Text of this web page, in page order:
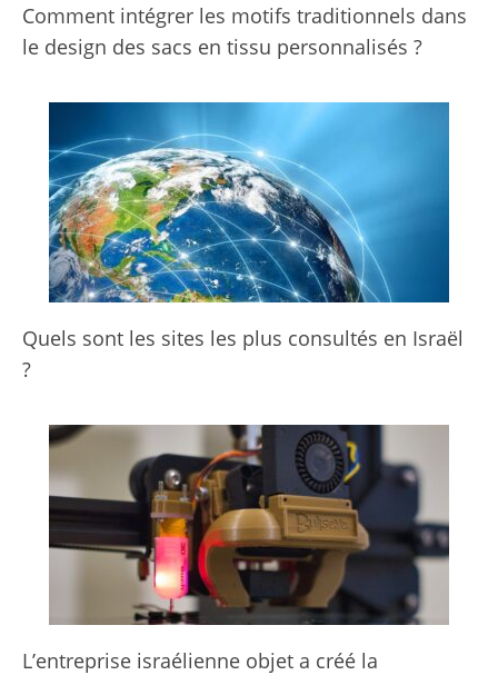
Comment intégrer les motifs traditionnels dans
le design des sacs en tissu personnalisés ?
Quels sont les sites les plus consultés en Israël
?
L’entreprise israélienne objet a créé la